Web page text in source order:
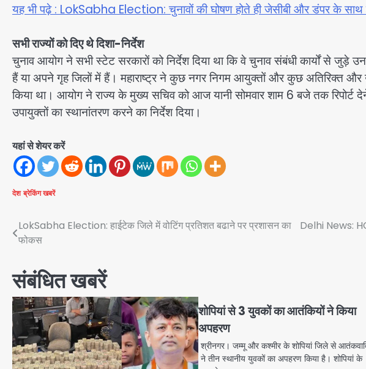
यह भी पढ़े : LokSabha Election: चुनावों की घोषण होते ही जेसीबी और डंपर के साथ
सभी राज्यों को दिए थे दिशा-निर्देश
चुनाव आयोग ने सभी स्टेट सरकारों को निर्देश दिया था कि वे चुनाव संबंधी कार्यों से
हैं या अपने गृह जिलों में हैं। महाराष्ट्र ने कुछ नगर निगम आयुक्तों और कुछ अतिरिक्त और
किया था। आयोग ने राज्य के मुख्य सचिव को आज यानी सोमवार शाम 6 बजे तक रिपोर्ट
उपायुक्तों का स्थानांतरण करने का निर्देश दिया।
यहां से शेयर करें
देश ब्रेकिंग खबरें
Post
navigation
LokSabha Election: हाईटेक जिले में वोटिंग प्रतिशत बढाने पर प्रशासन का
फोकस
Delhi News:
संबंधित खबरें
शोपियां से 3 युवकों का आतंकियों ने किया
अपहरण
श्रीनगर। जम्मू और कश्मीर के शोपियां जिले से
ने तीन स्थानीय युवकों का अपहरण किया है। शोपियां के